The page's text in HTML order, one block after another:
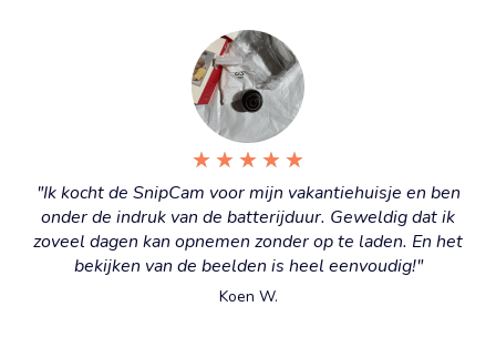
★ ★ ★ ★ ★
"Ik kocht de SnipCam voor mijn vakantiehuisje en ben
onder de indruk van de batterijduur. Geweldig dat ik
zoveel dagen kan opnemen zonder op te laden. En het
bekijken van de beelden is heel eenvoudig!"
Koen W.